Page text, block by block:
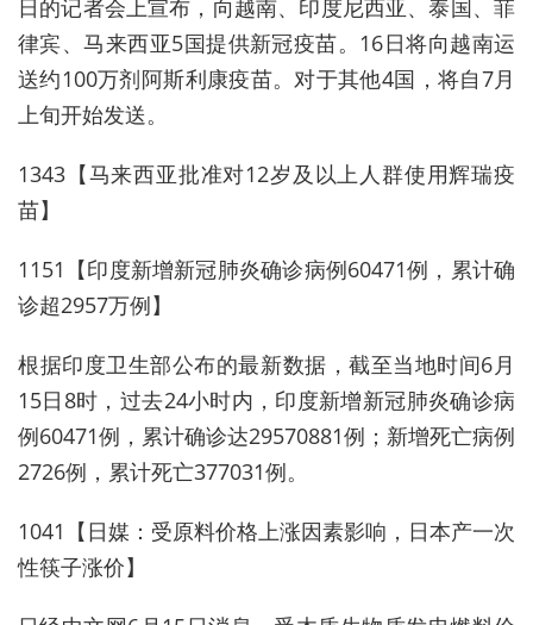
日的记者会上宣布，向越南、印度尼西亚、泰国、菲
律宾、马来西亚5国提供新冠疫苗。16日将向越南运
送约100万剂阿斯利康疫苗。对于其他4国，将自7月
上旬开始发送。
1343【马来西亚批准对12岁及以上人群使用辉瑞疫
苗】
1151【印度新增新冠肺炎确诊病例60471例，累计确
诊超2957万例】
根据印度卫生部公布的最新数据，截至当地时间6月
15日8时，过去24小时内，印度新增新冠肺炎确诊病
例60471例，累计确诊达29570881例；新增死亡病例
2726例，累计死亡377031例。
1041【日媒：受原料价格上涨因素影响，日本产一次
性筷子涨价】